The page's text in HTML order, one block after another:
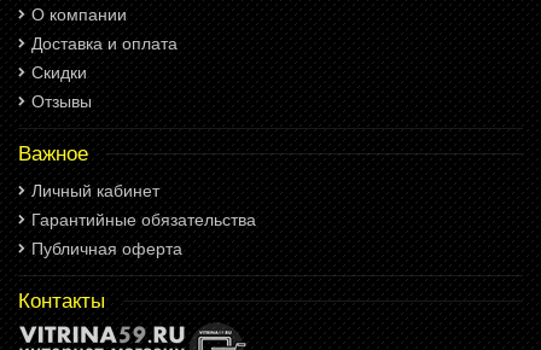
О компании
Доставка и оплата
Скидки
Отзывы
Важное
Личный кабинет
Гарантийные обязательства
Публичная оферта
Контакты